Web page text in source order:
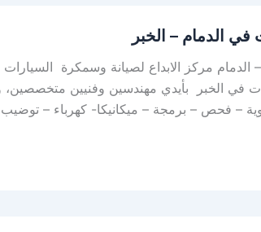
الدمام – الخبر
مركز الابداع لصيانة وسمكرة
في الخبر بأيدي مهندسين وفنيين متخصصين،
– فحص – برمجة – ميكانيكا- كهرباء –